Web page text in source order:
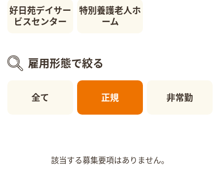
好日苑デイサー
ビスセンター
特別養護老人ホ
ーム
雇用形態で絞る
全て 正規 非常勤
該当する募集要項はありません。